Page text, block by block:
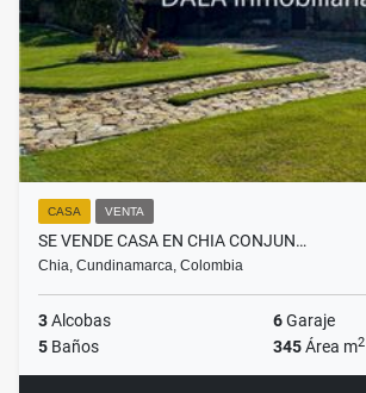
CASA VENTA
SE VENDE CASA EN CHIA CONJUN…
Chia, Cundinamarca, Colombia
3Alcobas 6Garaje
5 Baños 345Área m2